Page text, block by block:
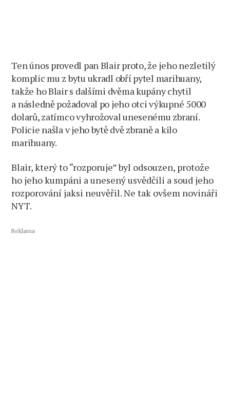
Ten únos provedl pan Blair proto, že jeho nezletilý
komplic mu z bytu ukradl obří pytel marihuany,
takže ho Blair s dalšími dvěma kupány chytil
a následně požadoval po jeho otci výkupné 5000
dolarů, zatímco vyhrožoval unesenému zbraní.
Policie našla v jeho bytě dvě zbraně a kilo
marihuany.
Blair, který to “rozporuje” byl odsouzen, protože
ho jeho kumpáni a unesený usvědčili a soud jeho
rozporování jaksi neuvěřil. Ne tak ovšem novináři
NYT.
Reklama